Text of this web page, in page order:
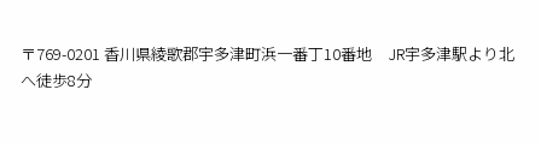
〒769-0201 香川県綾歌郡宇多津町浜一番丁10番地 JR宇多津駅より北
へ徒歩8分